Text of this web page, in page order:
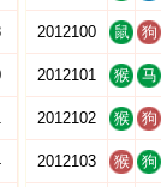
2012100 鼠 狗
2012101 猴 马
2012102 猴 狗
2012103 猴 狗